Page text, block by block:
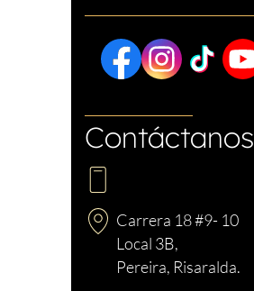
Contáctanos
Carrera 18 #9- 10
Local 3B,
Pereira, Risaralda.